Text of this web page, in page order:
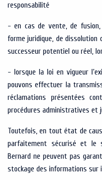
responsabilité
- en cas de vente, de fusion,
forme juridique, de
successeur potentiel ou réel,
- lorsque la loi en vigueur
pouvons effectuer la
réclamations présentées
procédures administratives et
Toutefois, en tout état de
parfaitement sécurisé et le
Bernard ne peuvent pas
stockage des informations sur